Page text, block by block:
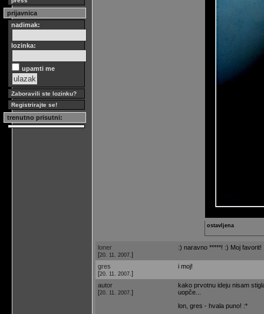
prijavnica
nadimak:
lozinka:
upamti me
Zaboravili ste lozinku?
Registrirajte se!
trenutno prisutni:
ostavljena
loner
[20. 11. 2007. ]
:) naravno *****! :) Moj favorit!
gres
[20. 11. 2007. ]
i moj!
autor
[20. 11. 2007. ]
kako prvotnu ideju nisam
uopče...
lon, gres - hvala puno! :*